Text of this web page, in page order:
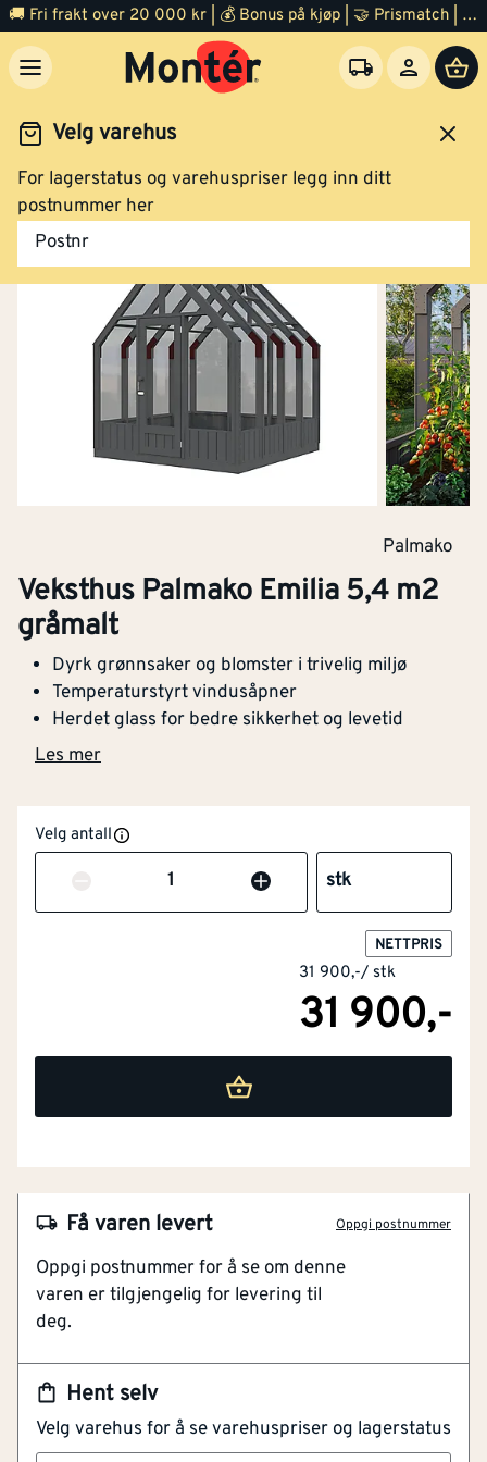
🚚 Fri frakt over 20 000 kr | 💰 Bonus på kjøp | 🤝 Prismatch | ⭐ 100% fornøyd garanti | 🏪 140 byggevarehus
Velg varehus
For lagerstatus og varehuspriser legg inn ditt
postnummer her
Postnr
Hage Bod og hagestue
Palmako
Veksthus Palmako Emilia 5,4 m2
gråmalt
Dyrk grønnsaker og blomster i trivelig miljø
Temperaturstyrt vindusåpner
Herdet glass for bedre sikkerhet og levetid
Les mer
Velg antall
Antall stk
NETTPRIS
31 900,-/ stk
31 900,-
Hent selv
Velg varehus for å se varehuspriser og lagerstatus
Få varen levert Oppgi postnummer
Oppgi postnummer for å se om denne
varen er tilgjengelig for levering til
deg.
Temperaturstyrt vindusåpner
Herdet glass for bedre sikkerhet og levetid
Ferdig malt
Romantisk veksthus i glass og tre i gråmalt utførelse.
Gir en trivelig ramme rundt dyrking av egne
grønnsaker, blomster og urter. Leveres med 4 mm